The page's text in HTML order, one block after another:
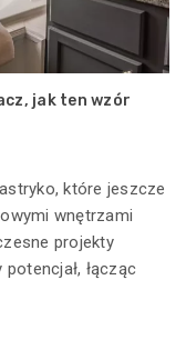
jak ten wzór
które jeszcze
wnętrzami
projekty
łącząc